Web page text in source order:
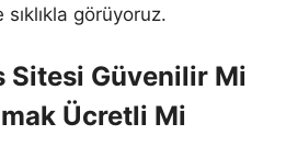
görüyoruz.
Sitesi Güvenilir Mi
Ücretli Mi